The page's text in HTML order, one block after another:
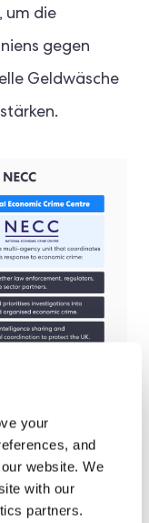
your
and
website. We
with our
partners.
um die
gegen
Geldwäsche
darin,
und